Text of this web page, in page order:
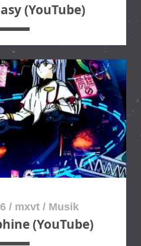
v
(YouTube)
/ mxvt / Musik
(YouTube)